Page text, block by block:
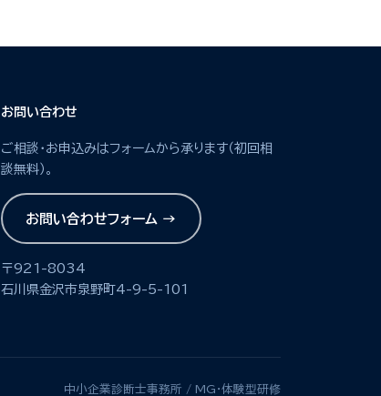
お問い合わせ
ご相談・お申込みはフォームから承ります（初回相
談無料）。
お問い合わせフォーム →
〒921-8034
石川県金沢市泉野町4-9-5-101
中小企業診断士事務所 / MG・体験型研修